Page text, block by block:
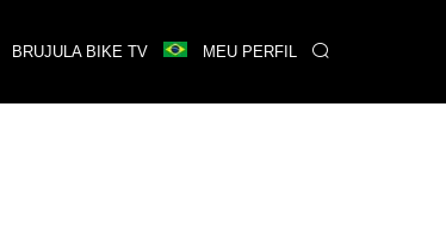
BRUJULA BIKE TV MEU PERFIL